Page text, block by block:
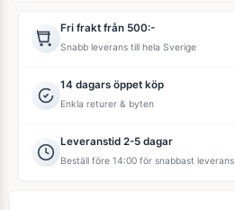
Fri frakt från 500:-
Snabb leverans till hela Sverige
14 dagars öppet köp
Enkla returer & byten
Leveranstid 2-5 dagar
Beställ före 14:00 för snabbast leverans